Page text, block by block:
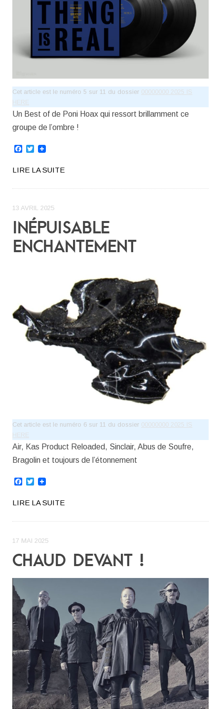
Cet article est le numéro 5 sur 11 du dossier 00000000 2025 IS
HERE
Un Best of de Poni Hoax qui ressort brillamment ce
groupe de l’ombre !
Facebook
Twitter
LIRE LA SUITE
13 AVRIL 2025
INÉPUISABLE
ENCHANTEMENT
Cet article est le numéro 6 sur 11 du dossier 00000000 2025 IS
HERE
Air, Kas Product Reloaded, Sinclair, Abus de Soufre,
Bragolin et toujours de l’étonnement
Facebook
Twitter
LIRE LA SUITE
17 MAI 2025
CHAUD DEVANT !